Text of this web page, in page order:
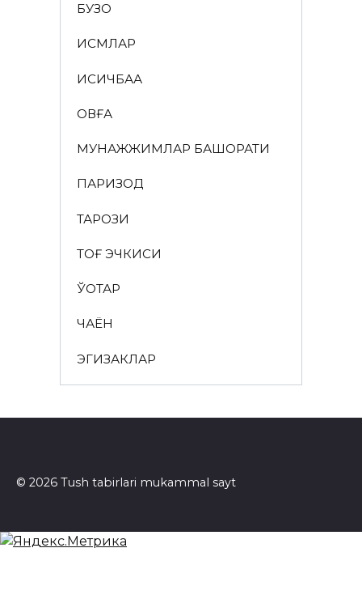
БУЗОҚ
ИСМЛАР
ҚИСҚИЧБАҚА
ҚОВҒА
МУНАЖЖИМЛАР БАШОРАТИ
ПАРИЗОД
ТАРОЗИ
ТОҒ ЭЧКИСИ
ЎҚОТАР
ЧАЁН
ЭГИЗАКЛАР
© 2026 Tush tabirlari mukammal sayt